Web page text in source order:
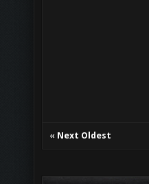
« Next Oldest